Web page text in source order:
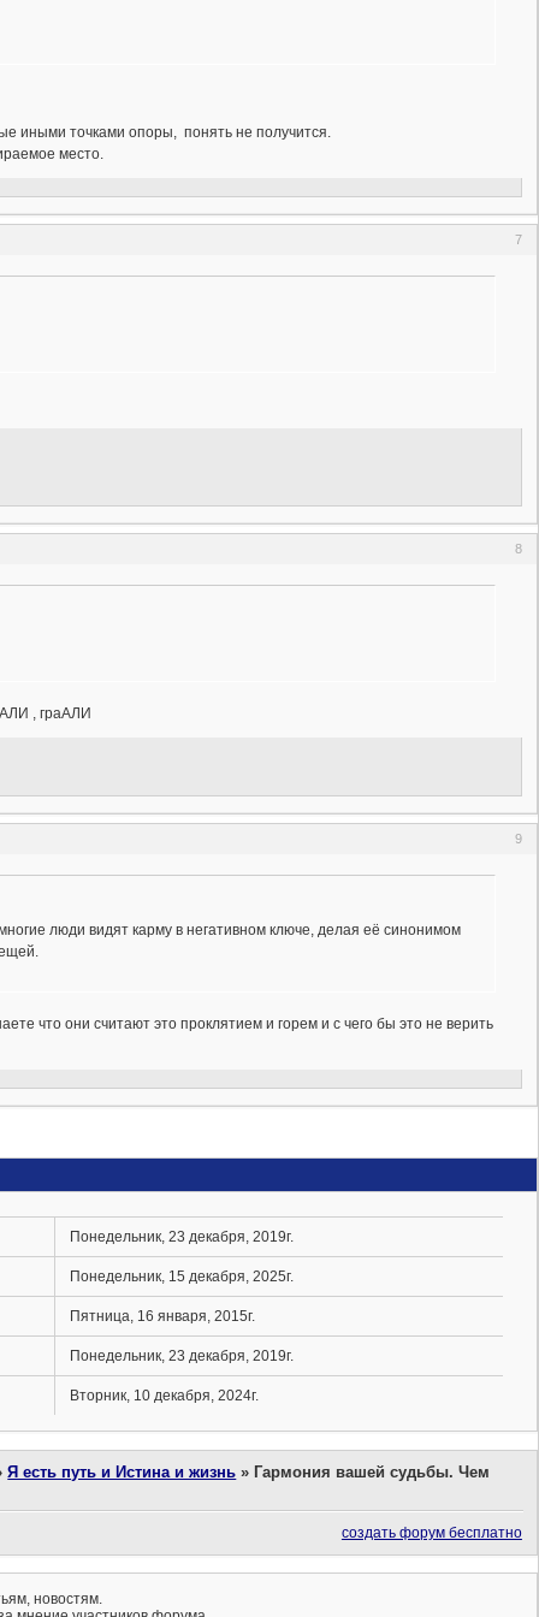
иными точками опоры, понять не получится.
место.
7
8
, граАЛИ
9
люди видят карму в негативном ключе, делая её синонимом
что они считают это проклятием и горем и с чего бы это не верить
Понедельник, 23 декабря, 2019г.
Понедельник, 15 декабря, 2025г.
Пятница, 16 января, 2015г.
Понедельник, 23 декабря, 2019г.
Вторник, 10 декабря, 2024г.
Я есть путь и Истина и жизнь » Гармония вашей судьбы. Чем
создать форум бесплатно
новостям.